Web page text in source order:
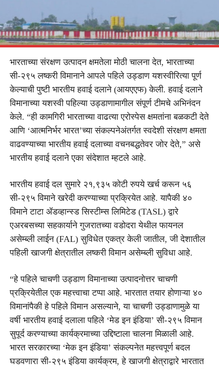
भारताच्या संरक्षण उत्पादन क्षमतेला मोठी चालना देत, भारताच्या
सी-२९५ लष्करी विमानाने आपले पहिले उड्डाण यशस्वीरित्या पूर्ण
केल्याची पुष्टी भारतीय हवाई दलाने (आयएएफ) केली. हवाई दलाने
विमानाच्या यशस्वी पहिल्या उड्डाणामागील संपूर्ण टीमचे अभिनंदन
केले. “ही कामगिरी भारताच्या वाढत्या एरोस्पेस क्षमतांना बळकटी देते
आणि ‘आत्मनिर्भर भारत’च्या संकल्पनेअंतर्गत स्वदेशी संरक्षण क्षमता
वाढवण्याच्या भारतीय हवाई दलाच्या वचनबद्धतेवर जोर देते,” असे
भारतीय हवाई दलाने एका संदेशात म्हटले आहे.
भारतीय हवाई दल सुमारे २१,९३५ कोटी रुपये खर्च करून ५६
सी-२९५ विमाने खरेदी करण्याच्या प्रक्रियेत आहे. यापैकी ४०
विमाने टाटा ॲडव्हान्स्ड सिस्टीम्स लिमिटेड (TASL) द्वारे
एअरबसच्या सहकार्याने गुजरातच्या वडोदरा येथील फायनल
असेम्ब्ली लाईन (FAL) सुविधेत एकत्र केली जातील, जी देशातील
पहिली खाजगी क्षेत्रातील लष्करी विमान असेम्ब्ली सुविधा आहे.
“हे पहिले चाचणी उड्डाण विमानाच्या उत्पादनोत्तर चाचणी
प्रक्रियेतील एक महत्त्वाचा टप्पा आहे. भारतात तयार होणाऱ्या ४०
विमानांपैकी हे पहिले विमान असल्याने, या चाचणी उड्डाणामुळे या
वर्षी भारतीय हवाई दलाला पहिले ‘मेड इन इंडिया’ सी-२९५ विमान
सुपूर्द करण्याच्या कार्यक्रमाच्या उद्दिष्टाला चालना मिळाली आहे.
भारत सरकारच्या ‘मेक इन इंडिया’ संकल्पनेत महत्त्वपूर्ण बदल
घडवणारा सी-२९५ इंडिया कार्यक्रम, हे खाजगी क्षेत्राद्वारे भारतात